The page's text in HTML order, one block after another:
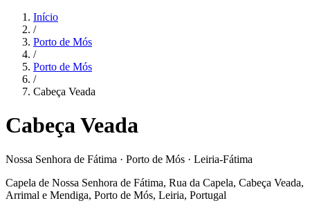
Início
/
Porto de Mós
/
Porto de Mós
/
Cabeça Veada
Cabeça Veada
Nossa Senhora de Fátima · Porto de Mós · Leiria-Fátima
Capela de Nossa Senhora de Fátima, Rua da Capela, Cabeça Veada,
Arrimal e Mendiga, Porto de Mós, Leiria, Portugal